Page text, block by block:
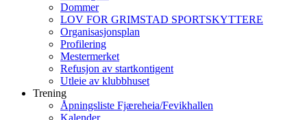
Dommer
LOV FOR GRIMSTAD SPORTSKYTTERE
Organisasjonsplan
Profilering
Mestermerket
Refusjon av startkontigent
Utleie av klubbhuset
Trening
Åpningsliste Fjæreheia/Fevikhallen